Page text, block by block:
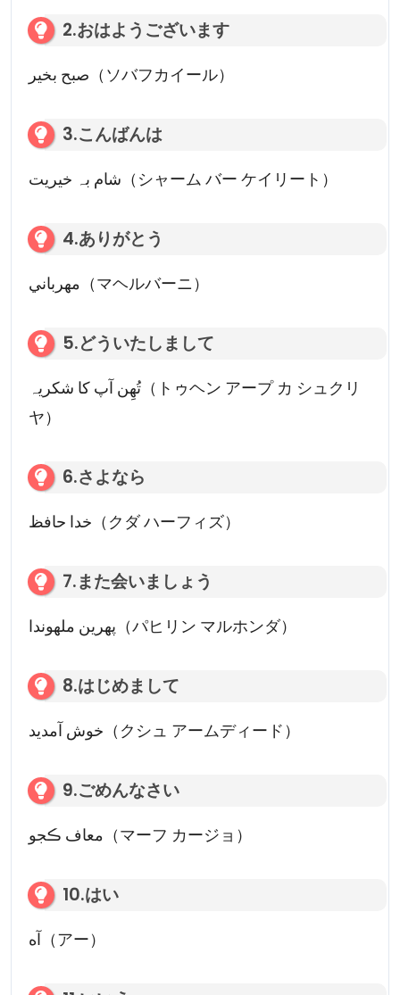
2.おはようございます
صبح بخیر（ソバフカイール）
3.こんばんは
شام بہ خیریت（シャーム バー ケイリート）
4.ありがとう
مهرباني（マヘルバーニ）
5.どういたしまして
تُهِن آپ کا شکریہ（トゥヘン アープ カ シュクリ
ヤ）
6.さよなら
خدا حافظ（クダ ハーフィズ）
7.また会いましょう
پهرين ملھوندا（パヒリン マルホンダ）
8.はじめまして
خوش آمدید（クシュ アームディード）
9.ごめんなさい
معاف ڪجو（マーフ カージョ）
10.はい
آه（アー）